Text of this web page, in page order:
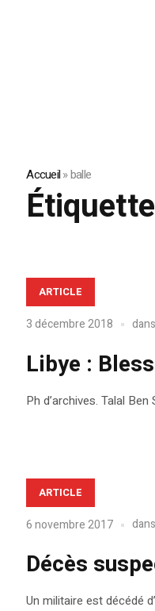
Accueil»balle
ARTICLE
3 décembre 2018 dans
Libye :
Ph d’archives. Talal
ARTICLE
6 novembre 2017 dans
Décès
Un militaire est décédé